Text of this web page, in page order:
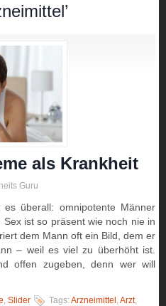
als Krankheit
Guru
überall: omnipotente Männer
ist so präsent wie noch nie in
dem Mann oft ein Bild, dem er
– weil es viel zu überhöht ist.
offen zugeben, denn wer will
, Slider Tags: Arzneimittel, Arzt,